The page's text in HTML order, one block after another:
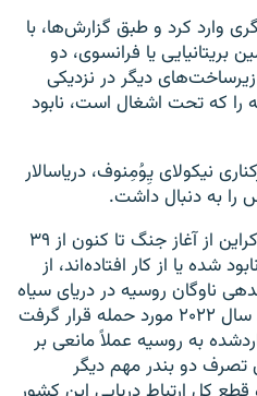
وارد کرد و طبق گزارش‌ها، با
بریتانیایی یا فرانسوی، دو
دیگر در نزدیکی
را که تحت اشغال است، نابود
نیکولای یِوُمِنوف، دریاسالار
را به دنبال داشت.
در مجموع در نتیجه حملات اوکراین از آغاز جنگ تا کنون از ۳۹
۱۳ کشتی نابود شده یا از کار افتاده‌اند، از
ناوگان روسیه در دریای سیاه
به نام «مسکوا» که در زمستان سال ۲۰۲۲ مورد حمله قرار گرفت
به روسیه عملاً مانعی بر
تصرف دو بندر مهم دیگر